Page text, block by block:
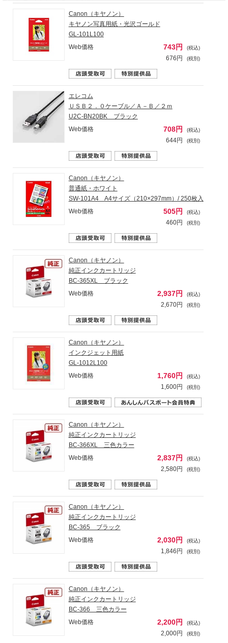
Canon（キヤノン）
キヤノン写真用紙・光沢ゴールド
GL-101L100
Web価格
743円 (税込)
676円 (税別)
エレコム
ＵＳＢ２．０ケーブル／Ａ－Ｂ／２ｍ
U2C-BN20BK ブラック
Web価格
708円 (税込)
644円 (税別)
Canon（キヤノン）
普通紙・ホワイト
SW-101A4 A4サイズ（210×297mm）/ 250枚入
Web価格
505円 (税込)
460円 (税別)
Canon（キヤノン）
純正インクカートリッジ
BC-365XL ブラック
Web価格
2,937円 (税込)
2,670円 (税別)
Canon（キヤノン）
インクジェット用紙
GL-1012L100
Web価格
1,760円 (税込)
1,600円 (税別)
Canon（キヤノン）
純正インクカートリッジ
BC-366XL 三色カラー
Web価格
2,837円 (税込)
2,580円 (税別)
Canon（キヤノン）
純正インクカートリッジ
BC-365 ブラック
Web価格
2,030円 (税込)
1,846円 (税別)
Canon（キヤノン）
純正インクカートリッジ
BC-366 三色カラー
Web価格
2,200円 (税込)
2,000円 (税別)